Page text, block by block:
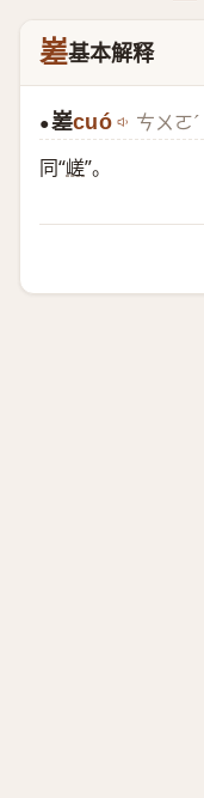
嵳基本解释
●嵳cuó ㄘㄨㄛˊ
同“嵯”。